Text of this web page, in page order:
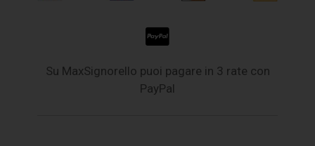
Su MaxSignorello puoi pagare in 3 rate con
PayPal